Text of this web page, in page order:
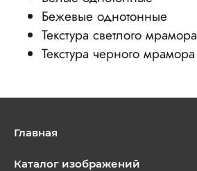
Бежевые однотонные
Текстура светлого мрамора
Текстура черного мрамора
Главная
Каталог изображений